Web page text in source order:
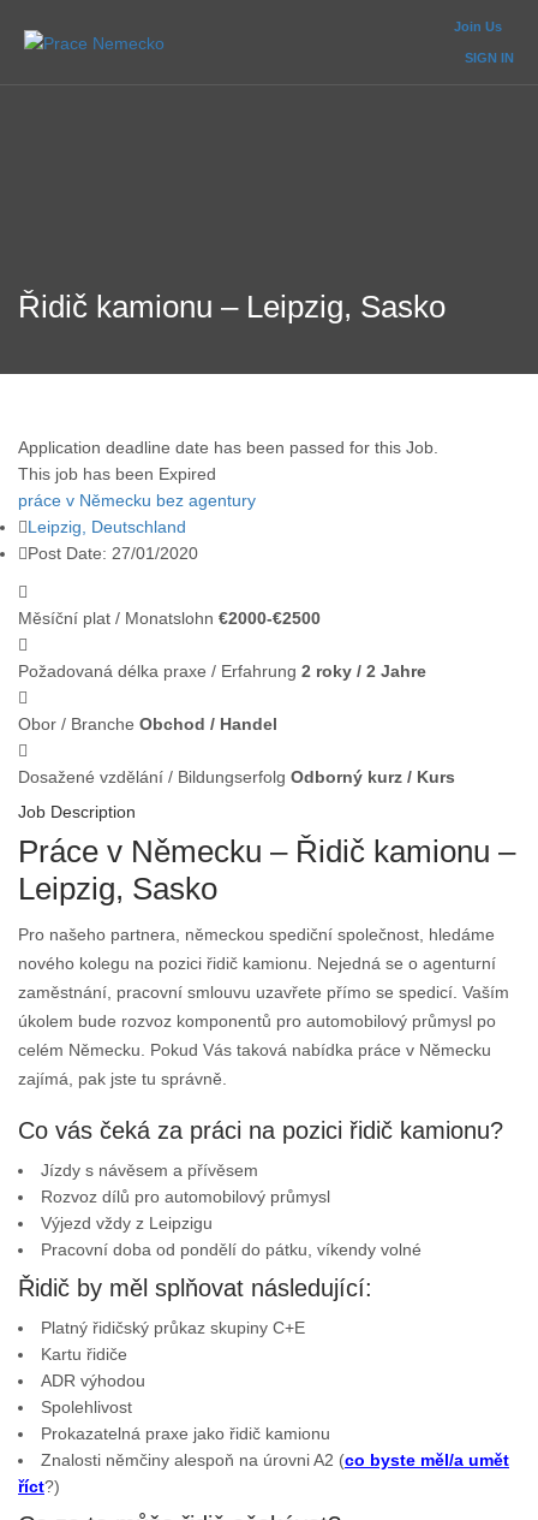
Join Us
SIGN IN
Řidič kamionu – Leipzig, Sasko
Application deadline date has been passed for this Job.
This job has been Expired
práce v Německu bez agentury
Leipzig, Deutschland
Post Date: 27/01/2020
Měsíční plat / Monatslohn €2000-€2500
Požadovaná délka praxe / Erfahrung 2 roky / 2 Jahre
Obor / Branche Obchod / Handel
Dosažené vzdělání / Bildungserfolg Odborný kurz / Kurs
Job Description
Práce v Německu – Řidič kamionu –
Leipzig, Sasko
Pro našeho partnera, německou spediční společnost, hledáme
nového kolegu na pozici řidič kamionu. Nejedná se o agenturní
zaměstnání, pracovní smlouvu uzavřete přímo se spedicí. Vaším
úkolem bude rozvoz komponentů pro automobilový průmysl po
celém Německu. Pokud Vás taková nabídka práce v Německu
zajímá, pak jste tu správně.
Co vás čeká za práci na pozici řidič kamionu?
Jízdy s návěsem a přívěsem
Rozvoz dílů pro automobilový průmysl
Výjezd vždy z Leipzigu
Pracovní doba od pondělí do pátku, víkendy volné
Řidič by měl splňovat následující:
Platný řidičský průkaz skupiny C+E
Kartu řidiče
ADR výhodou
Spolehlivost
Prokazatelná praxe jako řidič kamionu
Znalosti němčiny alespoň na úrovni A2 (co byste měl/a umět
říct?)